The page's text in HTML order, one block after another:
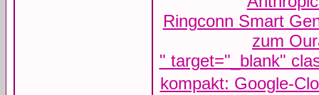
Ringconn Smart
zum
" target="_blank"
kompakt: Google-